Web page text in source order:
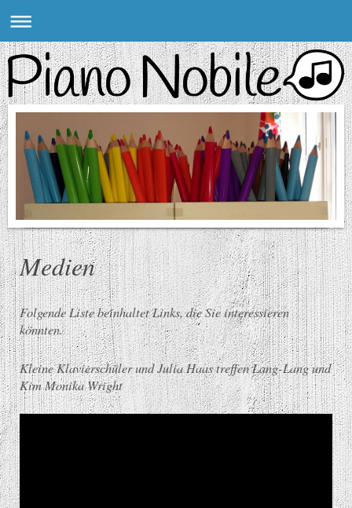
Medien
Folgende Liste beinhaltet Links, die Sie interessieren
könnten.
Kleine Klavierschüler und Julia Haas treffen Lang-Lang und
Kim Monika Wright